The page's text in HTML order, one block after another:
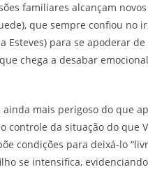
familiares alcançam
que sempre confiou no
para se apoderar
chega a desabar
mais perigoso do que
controle da situação do que
condições para deixá-lo
se intensifica,